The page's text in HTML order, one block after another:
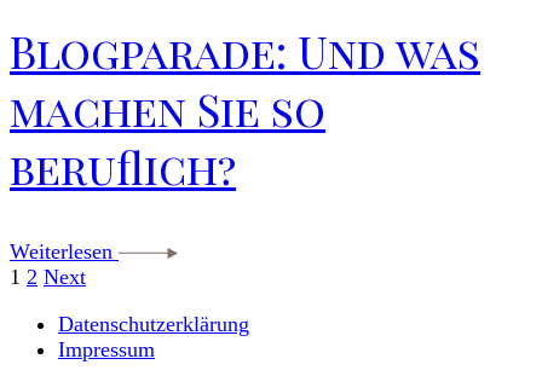
Blogparade: Und was
machen Sie so
beruflich?
Weiterlesen
der
Page
1 Page
2 Next
Datenschutzerklärung
Impressum